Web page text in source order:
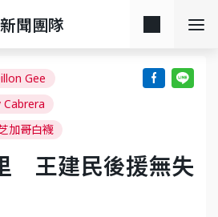
聞團隊
Gee
Cabrera
加哥白襪
王建民後援無失